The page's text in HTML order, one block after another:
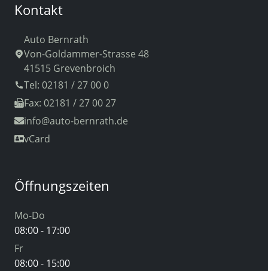
Kontakt
Auto Bernrath
Von-Goldammer-Strasse 48
41515 Grevenbroich
Tel: 02181 / 27 00 0
Fax: 02181 / 27 00 27
info@auto-bernrath.de
vCard
Öffnungszeiten
Mo-Do
08:00 - 17:00
Fr
08:00 - 15:00